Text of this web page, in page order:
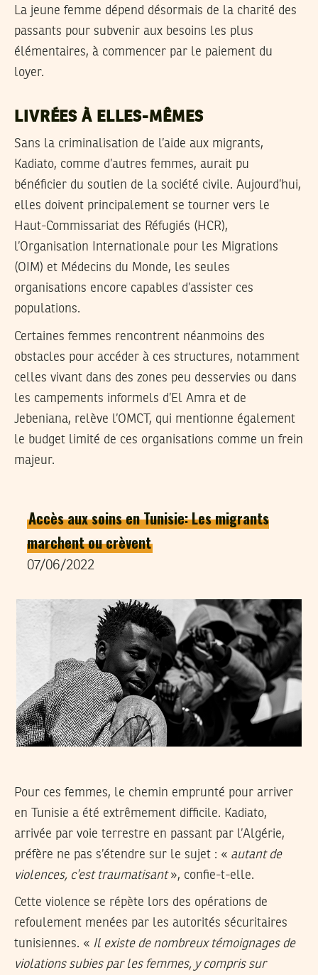
La jeune femme dépend désormais de la charité des
passants pour subvenir aux besoins les plus
élémentaires, à commencer par le paiement du
loyer.
LIVRÉES À ELLES-MÊMES
Sans la criminalisation de l’aide aux migrants,
Kadiato, comme d’autres femmes, aurait pu
bénéficier du soutien de la société civile. Aujourd’hui,
elles doivent principalement se tourner vers le
Haut-Commissariat des Réfugiés (HCR),
l’Organisation Internationale pour les Migrations
(OIM) et Médecins du Monde, les seules
organisations encore capables d’assister ces
populations.
Certaines femmes rencontrent néanmoins des
obstacles pour accéder à ces structures, notamment
celles vivant dans des zones peu desservies ou dans
les campements informels d’El Amra et de
Jebeniana, relève l’OMCT, qui mentionne également
le budget limité de ces organisations comme un frein
majeur.
Accès aux soins en Tunisie: Les migrants
marchent ou crèvent
07/06/2022
Pour ces femmes, le chemin emprunté pour arriver
en Tunisie a été extrêmement difficile. Kadiato,
arrivée par voie terrestre en passant par l’Algérie,
préfère ne pas s’étendre sur le sujet : « autant de
violences, c’est traumatisant», confie-t-elle.
Cette violence se répète lors des opérations de
refoulement menées par les autorités sécuritaires
tunisiennes. « Il existe de nombreux témoignages de
violations subies par les femmes, y compris sur